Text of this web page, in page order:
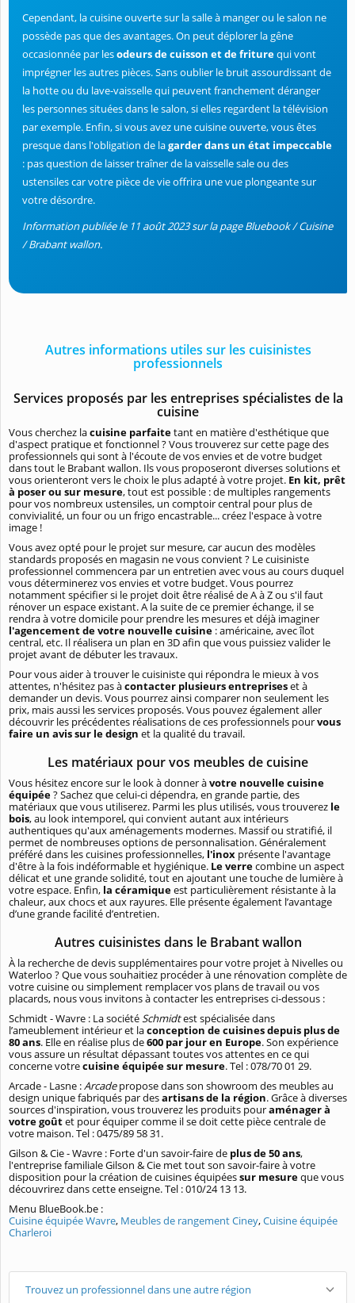
Cependant, la cuisine ouverte sur la salle à manger ou le salon ne
possède pas que des avantages. On peut déplorer la gêne
occasionnée par lesodeurs de cuisson et de friturequi vont
imprégner les autres pièces. Sans oublier le bruit assourdissant de
la hotte ou du lave-vaisselle qui peuvent franchement déranger
les personnes situées dans le salon, si elles regardent la télévision
par exemple. Enfin, si vous avez une cuisine ouverte, vous êtes
presque dans l'obligation de lagarder dans un état impeccable
: pas question de laisser traîner de la vaisselle sale ou des
ustensiles car votre pièce de vie offrira une vue plongeante sur
votre désordre.
Information publiée le 11 août 2023 sur la page Bluebook / Cuisine
/ Brabant wallon.
Autres informations utiles sur les cuisinistes
professionnels
Services proposés par les entreprises spécialistes de la
cuisine
Vous cherchez lacuisine parfaitetant en matière d'esthétique que
d'aspect pratique et fonctionnel ? Vous trouverez sur cette page des
professionnels qui sont à l'écoute de vos envies et de votre budget
dans tout le Brabant wallon. Ils vous proposeront diverses solutions et
vous orienteront vers le choix le plus adapté à votre projet. En kit, prêt
à poser ou sur mesure, tout est possible : de multiples rangements
pour vos nombreux ustensiles, un comptoir central pour plus de
convivialité, un four ou un frigo encastrable... créez l'espace à votre
image !
Vous avez opté pour le projet sur mesure, car aucun des modèles
standards proposés en magasin ne vous convient ? Le cuisiniste
professionnel commencera par un entretien avec vous au cours duquel
vous déterminerez vos envies et votre budget. Vous pourrez
notamment spécifier si le projet doit être réalisé de A à Z ou s'il faut
rénover un espace existant. A la suite de ce premier échange, il se
rendra à votre domicile pour prendre les mesures et déjà imaginer
l'agencement de votre nouvelle cuisine : américaine, avec îlot
central, etc. Il réalisera un plan en 3D afin que vous puissiez valider le
projet avant de débuter les travaux.
Pour vous aider à trouver le cuisiniste qui répondra le mieux à vos
attentes, n'hésitez pas àcontacter plusieurs entrepriseset à
demander un devis. Vous pourrez ainsi comparer non seulement les
prix, mais aussi les services proposés. Vous pouvez également aller
découvrir les précédentes réalisations de ces professionnels pourvous
faire un avis sur le design et la qualité du travail.
Les matériaux pour vos meubles de cuisine
Vous hésitez encore sur le look à donner àvotre nouvelle cuisine
équipée? Sachez que celui-ci dépendra, en grande partie, des
matériaux que vous utiliserez. Parmi les plus utilisés, vous trouverez le
bois, au look intemporel, qui convient autant aux intérieurs
authentiques qu'aux aménagements modernes. Massif ou stratifié, il
permet de nombreuses options de personnalisation. Généralement
préféré dans les cuisines professionnelles, l'inox présente l'avantage
d'être à la fois indéformable et hygiénique. Le verrecombine un aspect
délicat et une grande solidité, tout en ajoutant une touche de lumière à
votre espace. Enfin, la céramiqueest particulièrement résistante à la
chaleur, aux chocs et aux rayures. Elle présente également l’avantage
d’une grande facilité d’entretien.
Autres cuisinistes dans le Brabant wallon
À la recherche de devis supplémentaires pour votre projet à Nivelles ou
Waterloo ? Que vous souhaitiez procéder à une rénovation complète de
votre cuisine ou simplement remplacer vos plans de travail ou vos
placards, nous vous invitons à contacter les entreprises ci-dessous :
Schmidt - Wavre : La sociétéSchmidtest spécialisée dans
l’ameublement intérieur et laconception de cuisines depuis plus de
80 ans. Elle en réalise plus de600 par jour en Europe. Son expérience
vous assure un résultat dépassant toutes vos attentes en ce qui
concerne votrecuisine équipée sur mesure. Tel : 078/70 01 29.
Arcade - Lasne :Arcadepropose dans son showroom des meubles au
design unique fabriqués par desartisans de la région. Grâce à diverses
sources d'inspiration, vous trouverez les produits pouraménager à
votre goûtet pour équiper comme il se doit cette pièce centrale de
votre maison. Tel : 0475/89 58 31.
Gilson & Cie - Wavre : Forte d'un savoir-faire de plus de 50 ans,
l'entreprise familiale Gilson & Cie met tout son savoir-faire à votre
disposition pour la création de cuisines équipéessur mesureque vous
découvrirez dans cette enseigne. Tel : 010/24 13 13.
Menu BlueBook.be :
Cuisine équipée Wavre, Meubles de rangement Ciney,Cuisine équipée
Charleroi
Trouvez un professionnel dans une autre région